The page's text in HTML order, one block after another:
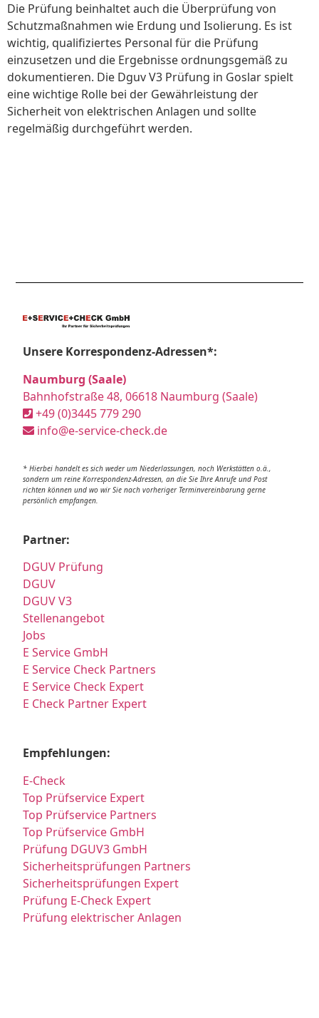
Die Prüfung beinhaltet auch die Überprüfung von
Schutzmaßnahmen wie Erdung und Isolierung. Es ist
wichtig, qualifiziertes Personal für die Prüfung
einzusetzen und die Ergebnisse ordnungsgemäß zu
dokumentieren. Die Dguv V3 Prüfung in Goslar spielt
eine wichtige Rolle bei der Gewährleistung der
Sicherheit von elektrischen Anlagen und sollte
regelmäßig durchgeführt werden.
Unsere Korrespondenz-Adressen*:
Naumburg (Saale)
Bahnhofstraße 48, 06618 Naumburg (Saale)
+49 (0)3445 779 290
info@e-service-check.de
* Hierbei handelt es sich weder um Niederlassungen, noch Werkstätten o.ä.,
sondern um reine Korrespondenz-Adressen, an die Sie Ihre Anrufe und Post
richten können und wo wir Sie nach vorheriger Terminvereinbarung gerne
persönlich empfangen.
Partner:
DGUV Prüfung
DGUV
DGUV V3
Stellenangebot
Jobs
E Service GmbH
E Service Check Partners
E Service Check Expert
E Check Partner Expert
Empfehlungen:
E-Check
Top Prüfservice Expert
Top Prüfservice Partners
Top Prüfservice GmbH
Prüfung DGUV3 GmbH
Sicherheitsprüfungen Partners
Sicherheitsprüfungen Expert
Prüfung E-Check Expert
Prüfung elektrischer Anlagen